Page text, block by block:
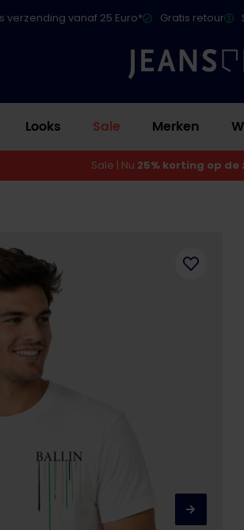
verzending vanaf 25 Euro* Gratis retour
Looks Sale Merken
Sale | Nu 25% korting op